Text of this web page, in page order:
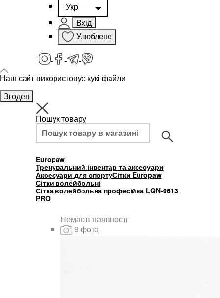
Укр
Вхід
Улюблене
Наш сайт використовує кукі файли
Згоден
Пошук товару
Europaw
Тренувальний інвентар та аксесуари
Аксесуари для спортуСітки Europaw
Сітки волейбольні
Сітка волейбольна професійна LQN-0613
PRO
Немає в наявності
9 фото